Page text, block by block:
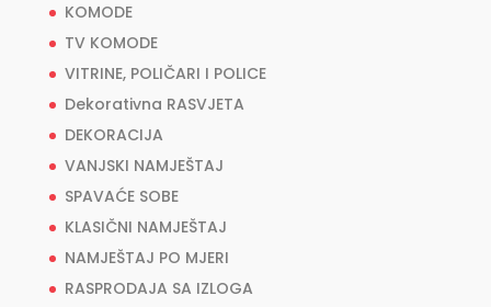
KOMODE
TV KOMODE
VITRINE, POLIČARI I POLICE
Dekorativna RASVJETA
DEKORACIJA
VANJSKI NAMJEŠTAJ
SPAVAĆE SOBE
KLASIČNI NAMJEŠTAJ
NAMJEŠTAJ PO MJERI
RASPRODAJA SA IZLOGA